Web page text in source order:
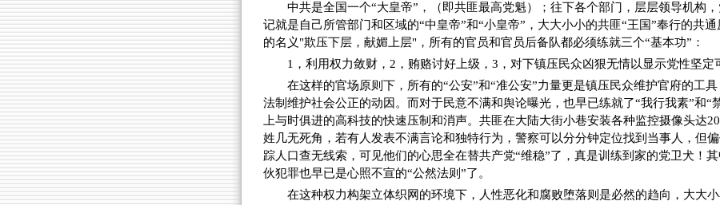
中共是全国一个“大皇帝”，（即共匪最高党魁）；往下各个部门，层层领导机构
记就是自己所管部门和区域的“中皇帝”和“小皇帝”，大大小小的共匪“王国”奉行的共
的名义"欺压下层，献媚上层"，所有的官员和官员后备队都必须练就三个“基本功”：
1，利用权力敛财，2，贿赂讨好上级，3，对下镇压民众凶狠无情以显示党性坚定
在这样的官场原则下，所有的“公安”和“准公安”力量更是镇压民众维护官府的工
法制维护社会公正的动因。而对于民意不满和舆论曝光，也早已练就了“我行我素”和“
上与时俱进的高科技的快速压制和消声。共匪在大陆大街小巷安装各种监控摄像头达
姓几无死角，若有人发表不满言论和独特行为，警察可以分分钟定位找到当事人，但
踪人口查无线索，可见他们的心思全在替共产党“维稳”了，真是训练到家的党卫犬！
伙犯罪也早已是心照不宣的“公然法则”了。
在这种权力构架立体织网的环境下，人性恶化和腐败堕落则是必然的趋向，大大